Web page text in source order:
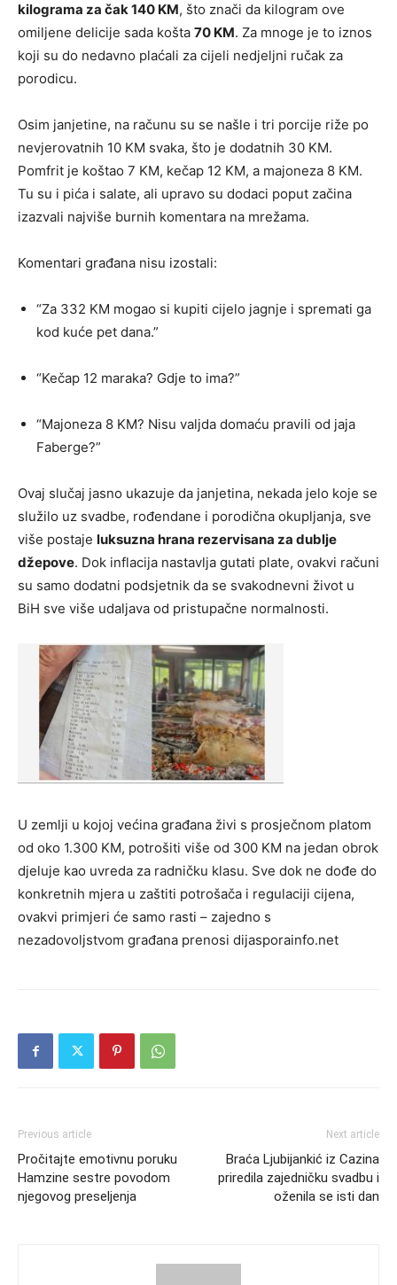
kilograma za čak 140 KM, što znači da kilogram ove
omiljene delicije sada košta 70 KM. Za mnoge je to iznos
koji su do nedavno plaćali za cijeli nedjeljni ručak za
porodicu.
Osim janjetine, na računu su se našle i tri porcije riže po
nevjerovatnih 10 KM svaka, što je dodatnih 30 KM.
Pomfrit je koštao 7 KM, kečap 12 KM, a majoneza 8 KM.
Tu su i pića i salate, ali upravo su dodaci poput začina
izazvali najviše burnih komentara na mrežama.
Komentari građana nisu izostali:
“Za 332 KM mogao si kupiti cijelo jagnje i spremati ga
kod kuće pet dana.”
“Kečap 12 maraka? Gdje to ima?”
“Majoneza 8 KM? Nisu valjda domaću pravili od jaja
Faberge?”
Ovaj slučaj jasno ukazuje da janjetina, nekada jelo koje se
služilo uz svadbe, rođendane i porodična okupljanja, sve
više postaje luksuzna hrana rezervisana za dublje
džepove. Dok inflacija nastavlja gutati plate, ovakvi računi
su samo dodatni podsjetnik da se svakodnevni život u
BiH sve više udaljava od pristupačne normalnosti.
U zemlji u kojoj većina građana živi s prosječnom platom
od oko 1.300 KM, potrošiti više od 300 KM na jedan obrok
djeluje kao uvreda za radničku klasu. Sve dok ne dođe do
konkretnih mjera u zaštiti potrošača i regulaciji cijena,
ovakvi primjeri će samo rasti – zajedno s
nezadovoljstvom građana prenosi dijasporainfo.net
Previous article
Pročitajte emotivnu poruku
Hamzine sestre povodom
njegovog preseljenja
Next article
Braća Ljubijankić iz Cazina
priredila zajedničku svadbu i
oženila se isti dan